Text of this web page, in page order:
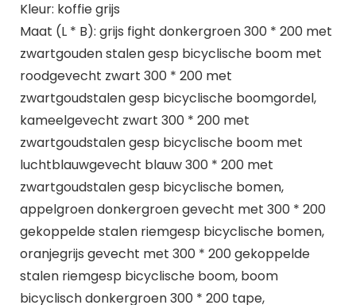
Kleur: koffie grijs
Maat (L * B): grijs fight donkergroen 300 * 200 met
zwartgouden stalen gesp bicyclische boom met
roodgevecht zwart 300 * 200 met
zwartgoudstalen gesp bicyclische boomgordel,
kameelgevecht zwart 300 * 200 met
zwartgoudstalen gesp bicyclische boom met
luchtblauwgevecht blauw 300 * 200 met
zwartgoudstalen gesp bicyclische bomen,
appelgroen donkergroen gevecht met 300 * 200
gekoppelde stalen riemgesp bicyclische bomen,
oranjegrijs gevecht met 300 * 200 gekoppelde
stalen riemgesp bicyclische boom, boom
bicyclisch donkergroen 300 * 200 tape,